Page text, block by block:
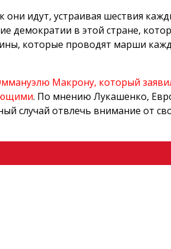
они идут, устраивая шествия
демократии в этой стране,
которые проводят марши
Макрону, который
. По мнению Лукашенко,
случай отвлечь внимание от